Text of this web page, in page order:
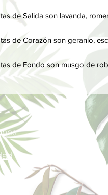
de Salida son lavanda,
de Corazón son geranio,
de Fondo son musgo de